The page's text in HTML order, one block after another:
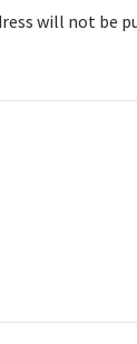
will not be